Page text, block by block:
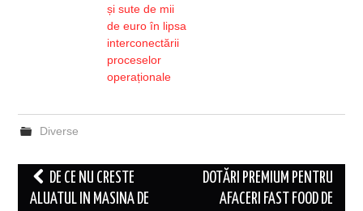
și sute de mii
de euro în lipsa
interconectării
proceselor
operaționale
Diverse
Post
navigation
DE CE NU CRESTE
ALUATUL IN MASINA DE
DOTĂRI PREMIUM PENTRU
AFACERI FAST FOOD DE